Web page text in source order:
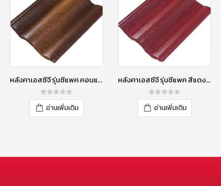
หลังคาเอสซีจี รุ่นซีแพค คอนแทรซ สีประกายโกเมน
0out of 5
อ่านเพิ่มเติม
หลังคาเอสซีจี รุ่นซีแพค สีแดงกุหลาบ
0out of 5
อ่านเพิ่มเติม